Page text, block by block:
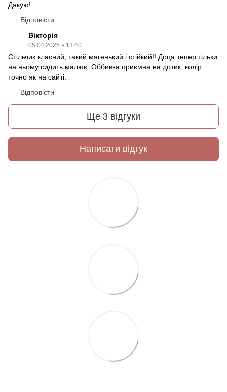
Дякую!
Відповісти
Вікторія
05.04.2026 в 13:40
Стільчик класний, такий мягенький і стійкий!! Доця тепер тільки
на ньому сидить малює. Оббивка приємна на дотик, колір
точно як на сайті.
Відповісти
Ще 3 відгуки
Написати відгук